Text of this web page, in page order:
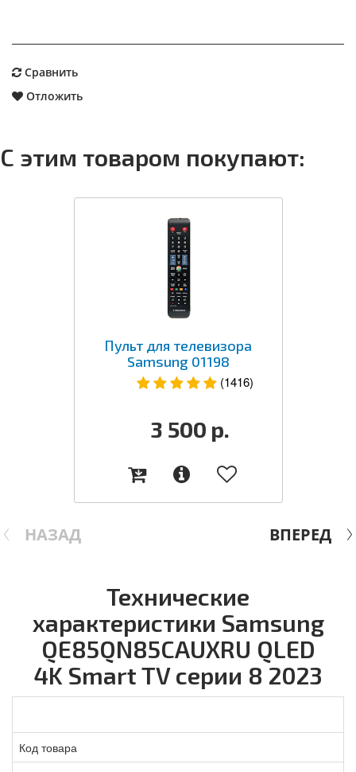
Сравнить
Отложить
С этим товаром покупают:
НАЗАД
Пульт для телевизора
Samsung 01198
(1416)
3 500 р.
ВПЕРЕД
Технические
характеристики Samsung
QE85QN85CAUXRU QLED
4K Smart TV серии 8 2023
Код товара